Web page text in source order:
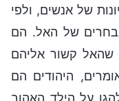
של אנשים, ולפי
של האל. הם
שהאל קשור אליהם
היהודים הם
על הילד האהוב